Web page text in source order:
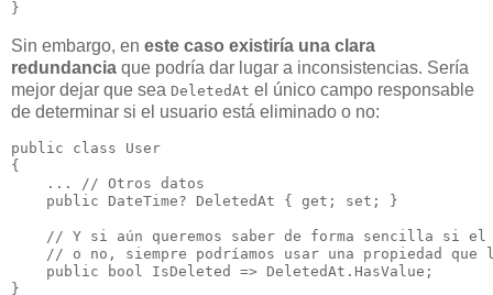
Sin embargo, en este caso existiría una clara
redundancia que podría dar lugar a inconsistencias. Sería
mejor dejar que sea DeletedAt el único campo responsable
de determinar si el usuario está eliminado o no:
public class User
{
    ... // Otros datos
    public DateTime? DeletedAt { get; set; }
// Y si aún queremos saber de forma sencilla si
// o no, siempre podríamos usar una propiedad que
    public bool IsDeleted => DeletedAt.HasValue;